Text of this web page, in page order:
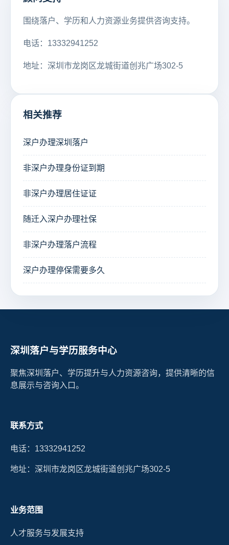
围绕落户、学历和人力资源业务提供咨询支持。
电话：13332941252
地址：深圳市龙岗区龙城街道创兆广场302-5
相关推荐
深户办理深圳落户
非深户办理身份证到期
非深户办理居住证证
随迁入深户办理社保
非深户办理落户流程
深户办理停保需要多久
深圳落户与学历服务中心
聚焦深圳落户、学历提升与人力资源咨询，提供清晰的信
息展示与咨询入口。
联系方式
电话：13332941252
地址：深圳市龙岗区龙城街道创兆广场302-5
业务范围
人才服务与发展支持